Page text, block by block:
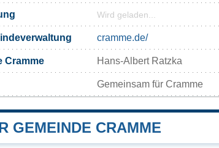
Wird geladen...
cramme.de/
Cramme Hans-Albert Ratzka
Gemeinsam für Cramme
GEMEINDE CRAMME